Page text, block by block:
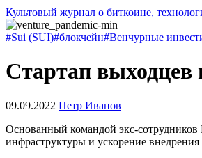
Культовый журнал о биткоине,
#Sui (SUI)#блокчейн#Венчурные
Стартап выходцев
09.09.2022 Петр Иванов
Основанный командой экс-сотрудников
инфраструктуры и ускорение внедрения